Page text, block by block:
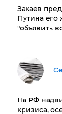
Закаев
Путина его
"объявить
На РФ
кризиса,